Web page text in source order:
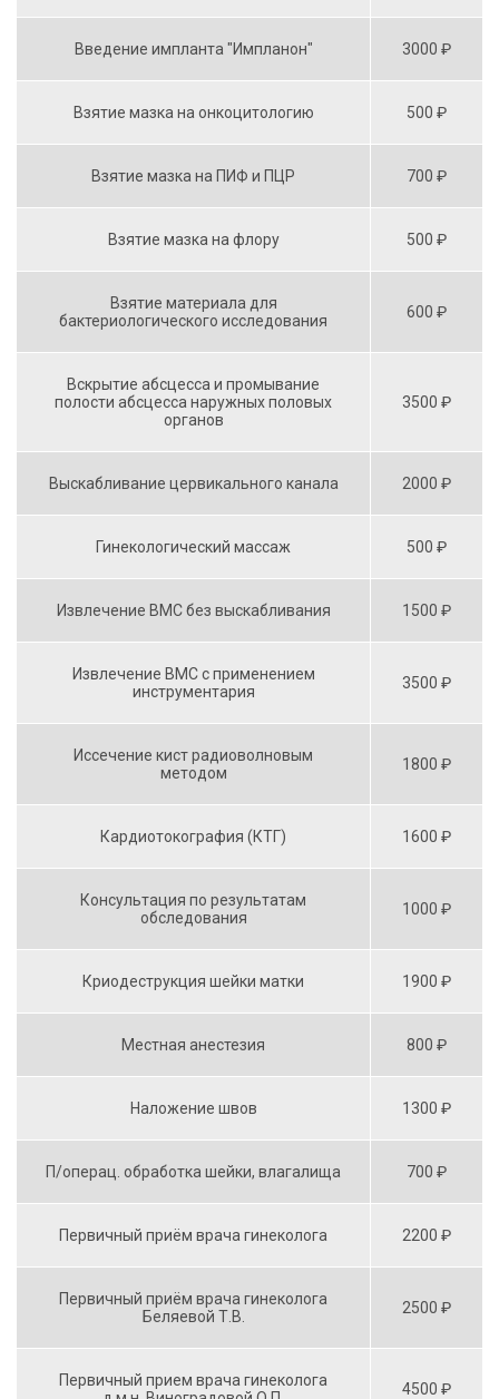
Введение импланта "Импланон" 3000 ₽
Взятие мазка на онкоцитологию 500 ₽
Взятие мазка на ПИФ и ПЦР 700 ₽
Взятие мазка на флору 500 ₽
Взятие материала для
бактериологического исследования
600 ₽
Вскрытие абсцесса и промывание
полости абсцесса наружных половых
органов
3500 ₽
Выскабливание цервикального канала 2000 ₽
Гинекологический массаж 500 ₽
Извлечение BMC без выскабливания 1500 ₽
Извлечение ВМС с применением
инструментария
3500 ₽
Иссечение кист радиоволновым
методом
1800 ₽
Кардиотокография (КТГ) 1600 ₽
Консультация по результатам
обследования
1000 ₽
Криодеструкция шейки матки 1900 ₽
Местная анестезия 800 ₽
Наложение швов 1300 ₽
П/операц. обработка шейки, влагалища 700 ₽
Первичный приём врача гинеколога 2200 ₽
Первичный приём врача гинеколога
Беляевой Т.В.
2500 ₽
Первичный прием врача гинеколога
4500 ₽